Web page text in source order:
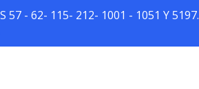
57 - 62- 115- 212- 1001 - 1051 Y 5197.